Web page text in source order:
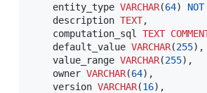
    entity_type
VARCHAR(64) NOT
    description
TEXT,
    computation_sql
TEXT
    default_value
VARCHAR(255) ,
    value_range
VARCHAR(255) ,
    owner
VARCHAR(64) ,
    version
VARCHAR(16) ,